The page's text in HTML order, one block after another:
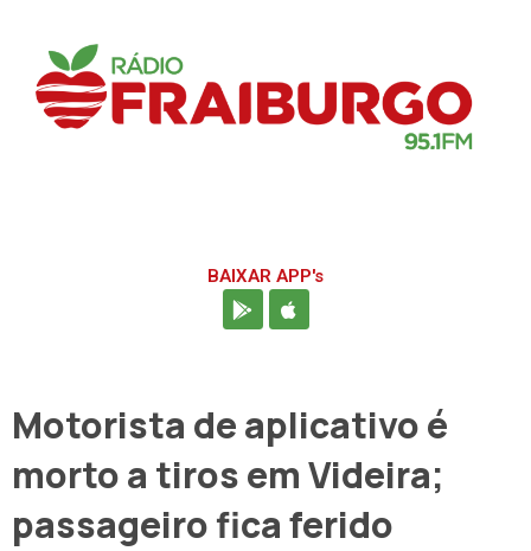
BAIXAR APP's
Motorista de aplicativo é
morto a tiros em Videira;
passageiro fica ferido